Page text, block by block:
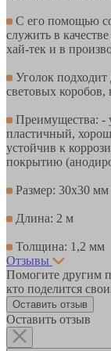
С его помощью
служить в
хай-тек и в
Уголок
световых коробов,
Преимущества: -
пластичный,
устойчив к
покрытию
Размер: 30х30 мм
Длина: 2 м
Толщина: 1,2 мм
Отзывы
Помогите другим
кто поделится
Оставить отзыв
Оставить отзыв